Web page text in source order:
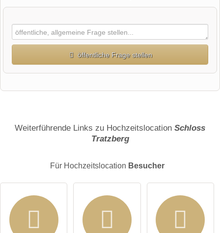
öffentliche Frage stellen
E-Mail-Adresse (wird nicht veröffentlicht)
Weiterführende Links zu Hochzeitslocation Schloss
Tratzberg
Für Hochzeitslocation Besucher